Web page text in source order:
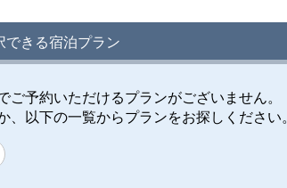
できる宿泊プラン
ご予約いただけるプランがございません。
、以下の一覧からプランをお探しください。